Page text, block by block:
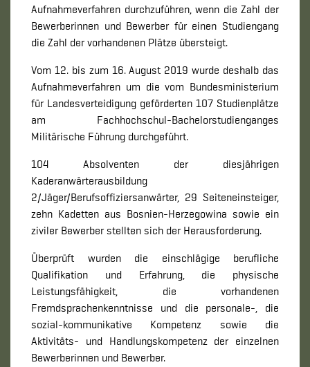
Aufnahmeverfahren durchzuführen, wenn die Zahl der
Bewerberinnen und Bewerber für einen Studiengang
die Zahl der vorhandenen Plätze übersteigt.
Vom 12. bis zum 16. August 2019 wurde deshalb das
Aufnahmeverfahren um die vom Bundesministerium
für Landesverteidigung geförderten 107 Studienplätze
am Fachhochschul-Bachelorstudienganges
Militärische Führung durchgeführt.
104 Absolventen der diesjährigen
Kaderanwärterausbildung
2/Jäger/Berufsoffiziersanwärter, 29 Seiteneinsteiger,
zehn Kadetten aus Bosnien-Herzegowina sowie ein
ziviler Bewerber stellten sich der Herausforderung.
Überprüft wurden die einschlägige berufliche
Qualifikation und Erfahrung, die physische
Leistungsfähigkeit, die vorhandenen
Fremdsprachenkenntnisse und die personale-, die
sozial-kommunikative Kompetenz sowie die
Aktivitäts- und Handlungskompetenz der einzelnen
Bewerberinnen und Bewerber.